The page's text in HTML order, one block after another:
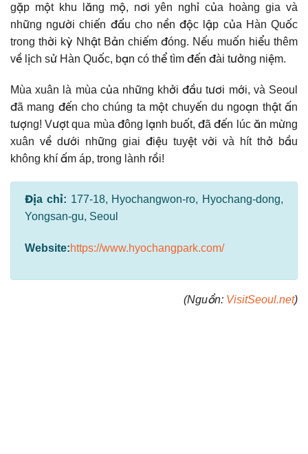
gặp một khu lăng mộ, nơi yên nghỉ của hoàng gia và
những người chiến đấu cho nền độc lập của Hàn Quốc
trong thời kỳ Nhật Bản chiếm đóng. Nếu muốn hiểu thêm
về lịch sử Hàn Quốc, bạn có thể tìm đến đài tưởng niệm.
Mùa xuân là mùa của những khởi đầu tươi mới, và Seoul
đã mang đến cho chúng ta một chuyến du ngoạn thật ấn
tượng! Vượt qua mùa đông lạnh buốt, đã đến lúc ăn mừng
xuân về dưới những giai điệu tuyệt vời và hít thở bầu
không khí ấm áp, trong lành rồi!
Địa chỉ: 177-18, Hyochangwon-ro, Hyochang-dong,
Yongsan-gu, Seoul
Website:https://www.hyochangpark.com/
(Nguồn: VisitSeoul.net)